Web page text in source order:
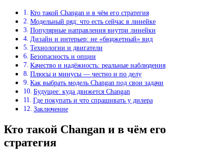
Кто такой Changan и в чём его стратегия
Модельный ряд: что есть сейчас в линейке
Популярные направления внутри линейки
Дизайн и интерьер: не «бюджетный» вид
Технологии и двигатели
Безопасность и опции
Качество и надёжность: реальные наблюдения
Плюсы и минусы — честно и по делу
Как выбрать модель Changan под свои задачи
Будущее: куда движется Changan
Где покупать и что спрашивать у дилера
Заключение
Кто такой Changan и в чём его
стратегия